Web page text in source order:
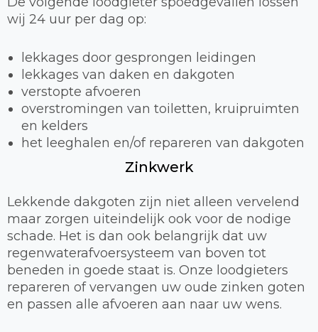
wij 24 uur per dag op:
lekkages door gesprongen leidingen
lekkages van daken en dakgoten
verstopte afvoeren
overstromingen van toiletten, kruipruimten
en kelders
het leeghalen en/of repareren van dakgoten
Zinkwerk
Lekkende dakgoten zijn niet alleen vervelend
maar zorgen uiteindelijk ook voor de nodige
schade. Het is dan ook belangrijk dat uw
regenwaterafvoersysteem van boven tot
beneden in goede staat is. Onze loodgieters
repareren of vervangen uw oude zinken goten
en passen alle afvoeren aan naar uw wens.